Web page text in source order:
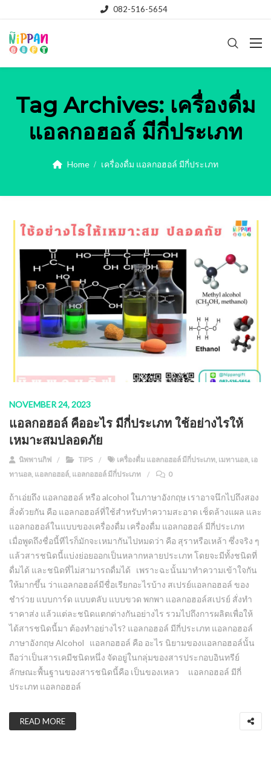
082-516-5654
Tag Archives: เครื่องดื่ม
แอลกอฮอล์ มีกี่ประเภท
Home เครื่องดื่ม แอลกอฮอล์ มีกี่ประเภท
NOVEMBER 24, 2023
แอลกอฮอล์ คืออะไร มีกี่ประเภท ใช้อย่างไรให้
เหมาะสมปลอดภัย
นิพพานกิฟ TIPS เครื่องดื่ม แอลกอฮอล์ มีกี่ประเภท เมทานอล เอ
ทานอล แอลกอฮอล์ แอลกอฮอล์ มีกี่ประเภท 0
ถ้าเอ่ยถึง แอลกอฮอล์ หรือ alcohol ในภาษาอังกฤษ เราอาจนึกไปถึงสอง
สิ่งด้วยกัน คือ แอลกอฮอล์ที่ใช้สำหรับทำความสะอาด เช็ดล้างแผล และ
แอลกอฮอล์ในแบบของเครื่องดื่ม เครื่องดื่ม แอลกอฮอล์ มีกี่ประเภท
เมื่อพูดถึงชื่อนี้ทีไรก็มักจะเหมากันไปหมดว่า คือ สุราหรือเหล้า ซึ่งจริง ๆ
แล้วสารชนิดนี้แบ่งย่อยออกเป็นหลากหลายประเภท โดยจะมีทั้งชนิดที่
ดื่มได้ และชนิดที่ไม่สามารถดื่มได้ เพราะฉะนั้นมาทำความเข้าใจกัน
ให้มากขึ้น ว่าแอลกอฮอล์มีชื่อเรียกอะไรบ้าง สเปรย์แอลกอฮอล์ ของ
ชําร่วย แบบการ์ด แบบตลับ แบบขวด พกพา แอลกอฮอล์สเปรย์ สั่งทำ
ราคาส่ง แล้วแต่ละชนิดแตกต่างกันอย่างไร รวมไปถึงการผลิตเพื่อให้
ได้สารชนิดนี้มา ต้องทำอย่างไร? แอลกอฮอล์ มีกี่ประเภท แอลกอฮอล์
ภาษาอังกฤษ Alcohol แอลกอฮอล์ คือ อะไร นิยามของแอลกอฮอล์นั้น
ถือว่าเป็นสารเคมีชนิดหนึ่ง จัดอยู่ในกลุ่มของสารประกอบอินทรีย์
ลักษณะพื้นฐานของสารชนิดนี้คือ เป็นของเหลว แอลกอฮอล์ มีกี่
ประเภท แอลกอฮอล์
READ MORE